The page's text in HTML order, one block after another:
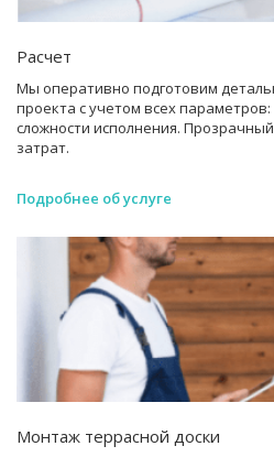
Расчет
Мы оперативно подготовим
проекта с учетом всех
сложности исполнения.
затрат.
Подробнее об услуге
Монтаж террасной доски